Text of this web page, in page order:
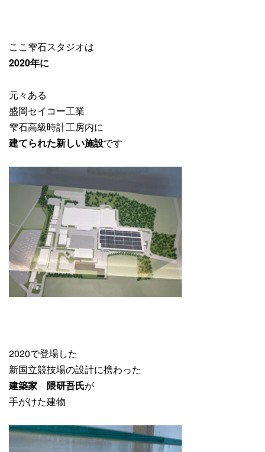
ここ雫石スタジオは
2020年に
元々ある
盛岡セイコー工業
雫石高級時計工房内に
建てられた新しい施設です
2020で登場した
新国立競技場の設計に携わった
建築家 隈研吾氏が
手がけた建物